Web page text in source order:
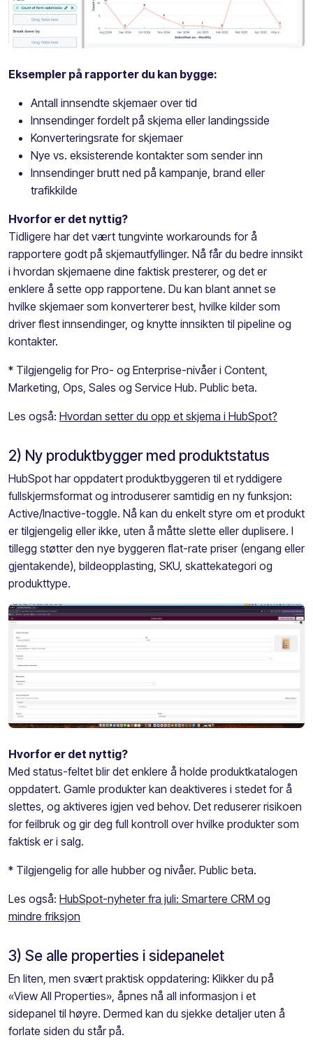
Eksempler på rapporter du kan bygge:
Antall innsendte skjemaer over tid
Innsendinger fordelt på skjema eller landingsside
Konverteringsrate for skjemaer
Nye vs. eksisterende kontakter som sender inn
Innsendinger brutt ned på kampanje, brand eller
trafikkilde
Hvorfor er det nyttig?
Tidligere har det vært tungvinte workarounds for å
rapportere godt på skjemautfyllinger. Nå får du bedre innsikt
i hvordan skjemaene dine faktisk presterer, og det er
enklere å sette opp rapportene. Du kan blant annet se
hvilke skjemaer som konverterer best, hvilke kilder som
driver flest innsendinger, og knytte innsikten til pipeline og
kontakter.
* Tilgjengelig for Pro- og Enterprise-nivåer i Content,
Marketing, Ops, Sales og Service Hub. Public beta.
Les også: Hvordan setter du opp et skjema i HubSpot?
2) Ny produktbygger med produktstatus
HubSpot har oppdatert produktbyggeren til et ryddigere
fullskjermsformat og introduserer samtidig en ny funksjon:
Active/Inactive-toggle. Nå kan du enkelt styre om et produkt
er tilgjengelig eller ikke, uten å måtte slette eller duplisere. I
tillegg støtter den nye byggeren flat-rate priser (engang eller
gjentakende), bildeopplasting, SKU, skattekategori og
produkttype.
Hvorfor er det nyttig?
Med status-feltet blir det enklere å holde produktkatalogen
oppdatert. Gamle produkter kan deaktiveres i stedet for å
slettes, og aktiveres igjen ved behov. Det reduserer risikoen
for feilbruk og gir deg full kontroll over hvilke produkter som
faktisk er i salg.
* Tilgjengelig for alle hubber og nivåer. Public beta.
Les også: HubSpot-nyheter fra juli: Smartere CRM og
mindre friksjon
3) Se alle properties i sidepanelet
En liten, men svært praktisk oppdatering: Klikker du på
«View All Properties», åpnes nå all informasjon i et
sidepanel til høyre. Dermed kan du sjekke detaljer uten å
forlate siden du står på.